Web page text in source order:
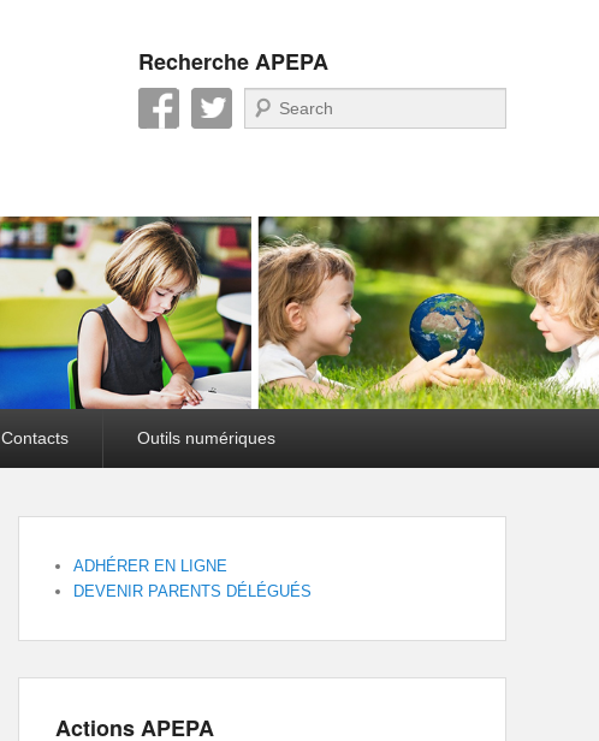
Recherche APEPA
Recherche
Contacts Outils numériques
ADHÉRER EN LIGNE
DEVENIR PARENTS DÉLÉGUÉS
Actions APEPA